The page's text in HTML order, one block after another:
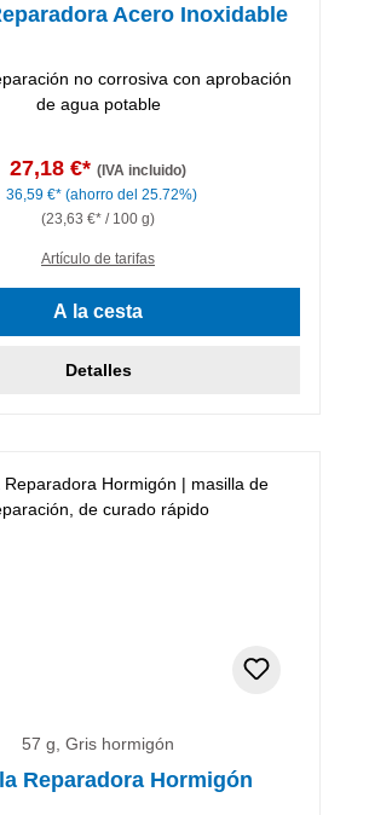
Acero Inoxidable
no corrosiva con aprobación
de agua potable
27,18 €* (IVA incluido)
36,59 €* (ahorro del 25.72%)
(23,63 €* / 100 g)
Artículo de tarifas
A la cesta
Detalles
57 g, Gris hormigón
Reparadora Hormigón